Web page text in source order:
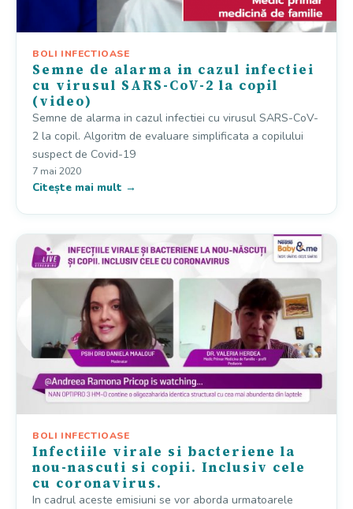
BOLI INFECTIOASE
Semne de alarma in cazul infectiei
cu virusul SARS-CoV-2 la copil
(video)
Semne de alarma in cazul infectiei cu virusul SARS-CoV-
2 la copil. Algoritm de evaluare simplificata a copilului
suspect de Covid-19
7 mai 2020
Citește mai mult →
BOLI INFECTIOASE
Infectiile virale si bacteriene la
nou-nascuti si copii. Inclusiv cele
cu coronavirus.
In cadrul aceste emisiuni se vor aborda urmatoarele